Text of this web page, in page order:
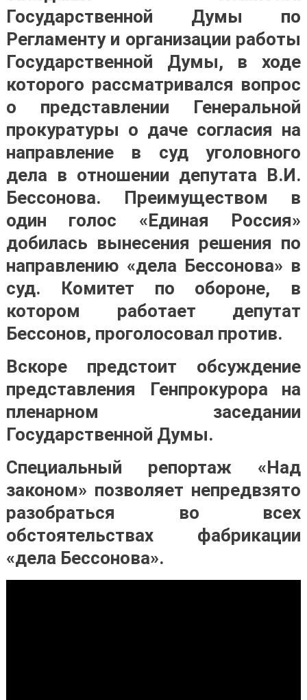
Государственной Думы по
Регламенту и организации работы
Государственной Думы, в ходе
которого рассматривался вопрос
о представлении Генеральной
прокуратуры о даче согласия на
направление в суд уголовного
дела в отношении депутата В.И.
Бессонова. Преимуществом в
один голос «Единая Россия»
добилась вынесения решения по
направлению «дела Бессонова» в
суд. Комитет по обороне, в
котором работает депутат
Бессонов, проголосовал против.
Вскоре предстоит обсуждение
представления Генпрокурора на
пленарном заседании
Государственной Думы.
Специальный репортаж «Над
законом» позволяет непредвзято
разобраться во всех
обстоятельствах фабрикации
«дела Бессонова».